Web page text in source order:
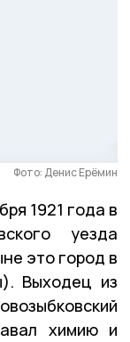
Фото: Денис Ерёмин
1921 года в
уезда
это город в
Выходец из
химию и